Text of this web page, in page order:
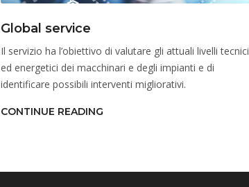
Global service
Il servizio ha l’obiettivo di valutare gli attuali livelli tecnici
ed energetici dei macchinari e degli impianti e di
identificare possibili interventi migliorativi.
CONTINUE READING